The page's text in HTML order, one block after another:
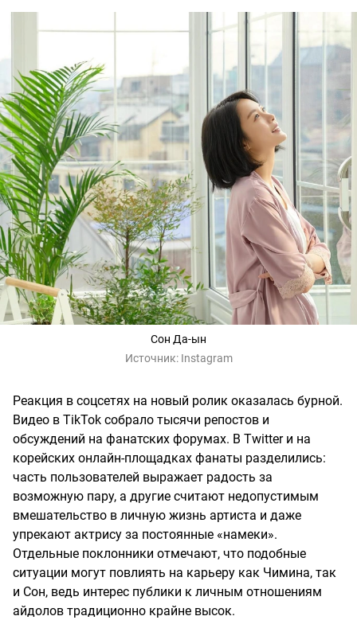
Сон Да-ын
Источник: Instagram
Реакция в соцсетях на новый ролик оказалась бурной.
Видео в TikTok собрало тысячи репостов и
обсуждений на фанатских форумах. В Twitter и на
корейских онлайн-площадках фанаты разделились:
часть пользователей выражает радость за
возможную пару, а другие считают недопустимым
вмешательство в личную жизнь артиста и даже
упрекают актрису за постоянные «намеки».
Отдельные поклонники отмечают, что подобные
ситуации могут повлиять на карьеру как Чимина, так
и Сон, ведь интерес публики к личным отношениям
айдолов традиционно крайне высок.